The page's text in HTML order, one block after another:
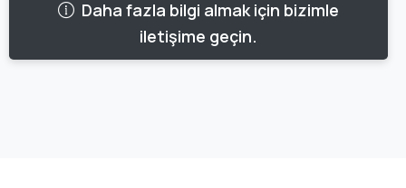
Daha fazla bilgi almak için bizimle
iletişime geçin.